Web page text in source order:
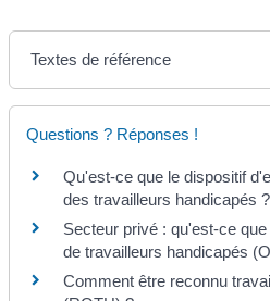
Textes de référence
Questions ? Réponses !
Qu'est-ce que le dispositif
des travailleurs handicapés ?
Secteur privé : qu'est-ce
de travailleurs handicapés
Comment être reconnu